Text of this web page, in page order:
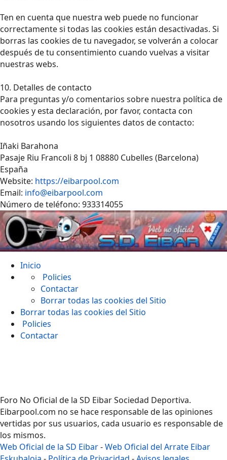
Ten en cuenta que nuestra web puede no funcionar
correctamente si todas las cookies están desactivadas. Si
borras las cookies de tu navegador, se volverán a colocar
después de tu consentimiento cuando vuelvas a visitar
nuestras webs.
10. Detalles de contacto
Para preguntas y/o comentarios sobre nuestra política de
cookies y esta declaración, por favor, contacta con
nosotros usando los siguientes datos de contacto:
Iñaki Barahona
Pasaje Riu Francoli 8 bj 1 08880 Cubelles (Barcelona)
España
Website: https://eibarpool.com
Email: info@eibarpool.com
Número de teléfono: 933314055
Inicio
Policies
Contactar
Borrar todas las cookies del Sitio
Borrar todas las cookies del Sitio
Policies
Contactar
Foro No Oficial de la SD Eibar Sociedad Deportiva.
Eibarpool.com no se hace responsable de las opiniones
vertidas por sus usuarios, cada usuario es responsable de
los mismos.
Web Oficial de la SD Eibar-Web Oficial del Arrate Eibar